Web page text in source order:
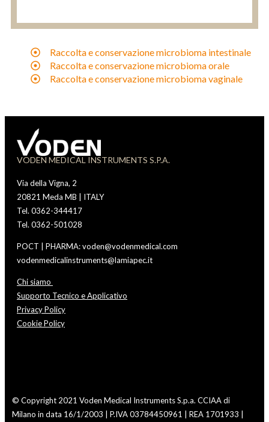
Raccolta e conservazione microbioma intestinale
Raccolta e conservazione microbioma orale
Raccolta e conservazione microbioma vaginale
VODEN MEDICAL INSTRUMENTS S.P.A.
Via della Vigna, 2
20821 Meda MB | ITALY
Tel. 0362-344417
Tel. 0362-501028
POCT | PHARMA: voden@vodenmedical.com
vodenmedicalinstruments@lamiapec.it
Chi siamo
Supporto Tecnico e Applicativo
Privacy Policy
Cookie Policy
© Copyright 2021 Voden Medical Instruments S.p.a. CCIAA di
Milano in data 16/1/2003 | P.IVA 03784450961 | REA 1701933 |